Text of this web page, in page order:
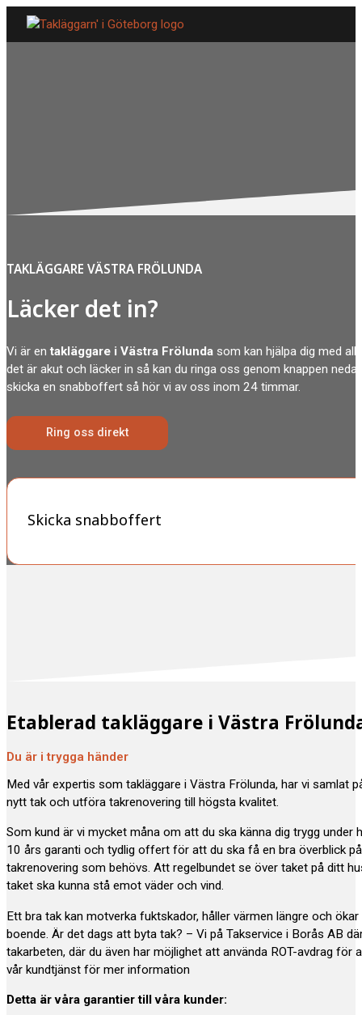
TAKLÄGGARE VÄSTRA FRÖLUNDA
Läcker det in?
Vi är en takläggare i Västra Frölunda som kan hjälpa dig med
det är akut och läcker in så kan du ringa oss genom knappen
skicka en snabboffert så hör vi av oss inom 24 timmar.
Ring oss direkt
Skicka snabboffert
Etablerad takläggare i Västra
Du är i trygga händer
Med vår expertis som takläggare i Västra Frölunda, har vi samlat
nytt tak och utföra takrenovering till högsta kvalitet.
Som kund är vi mycket måna om att du ska känna dig trygg under
10 års garanti och tydlig offert för att du ska få en bra överblick
takrenovering som behövs. Att regelbundet se över taket på ditt
taket ska kunna stå emot väder och vind.
Ett bra tak kan motverka fuktskador, håller värmen längre och
boende. Är det dags att byta tak? – Vi på Takservice i Borås AB
takarbeten, där du även har möjlighet att använda ROT-avdrag för
vår kundtjänst för mer information
Detta är våra garantier till våra kunder: